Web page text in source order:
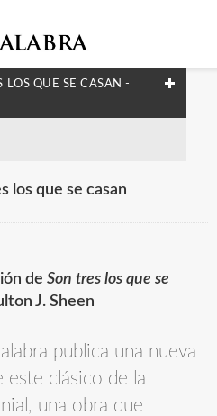
LOS QUE SE CASAN -
los que se casan
de Son tres los que se
J. Sheen
publica una nueva
este clásico de la
una obra que